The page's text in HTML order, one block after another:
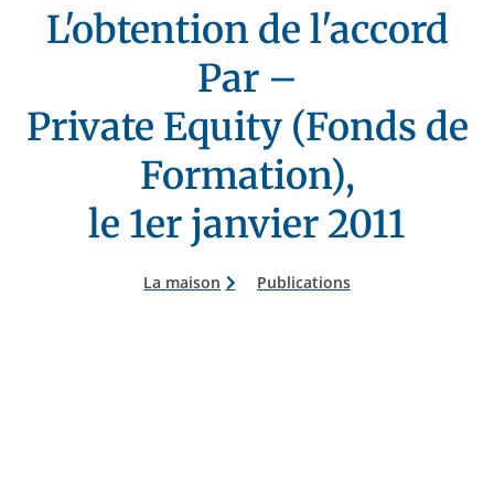
L'obtention de l'accord
Par –
Private Equity (Fonds de
Formation),
le 1er janvier 2011
La maison Publications